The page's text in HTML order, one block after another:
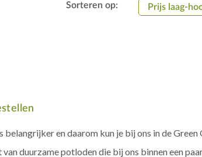
Sorteren op: Prijs laag-
belangrijker en daarom kun je bij ons in de
duurzame potloden die bij ons binnen een